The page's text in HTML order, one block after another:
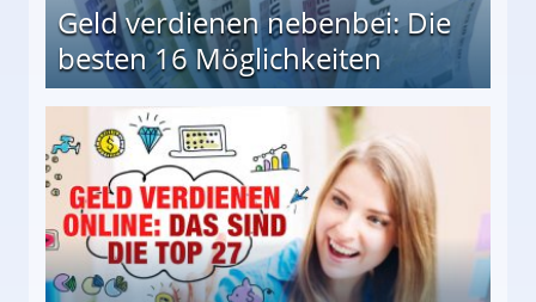
Geld verdienen nebenbei: Die
besten 16 Möglichkeiten